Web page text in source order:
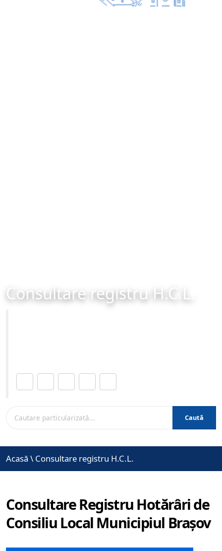
Consultare registru H.C.L.
Caută
Acasă \ Consultare registru H.C.L.
Consultare Registru Hotărâri de
Consiliu Local Municipiul Brașov